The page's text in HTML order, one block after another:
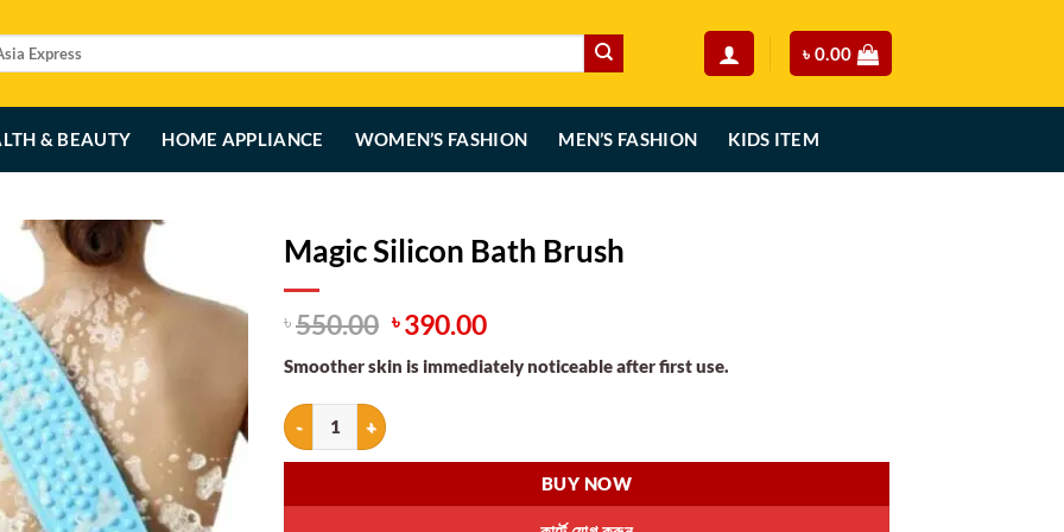
৳ 0.00
& BEAUTY HOME APPLIANCE WOMEN’S FASHION MEN’S FASHION KIDS ITEM
Magic Silicon Bath Brush
৳550.00 Original
was:
৳390.00Current
is:
Smoother skin is immediately noticeable after first use.
Magic Silicon Bath Brush quantity
BUY NOW